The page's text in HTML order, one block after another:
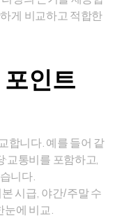
게 비교하고 적합한
인트
합니다. 예를 들어 같
교통비를 포함하고,
니다.
시급, 야간/주말 수
눈에 비교.